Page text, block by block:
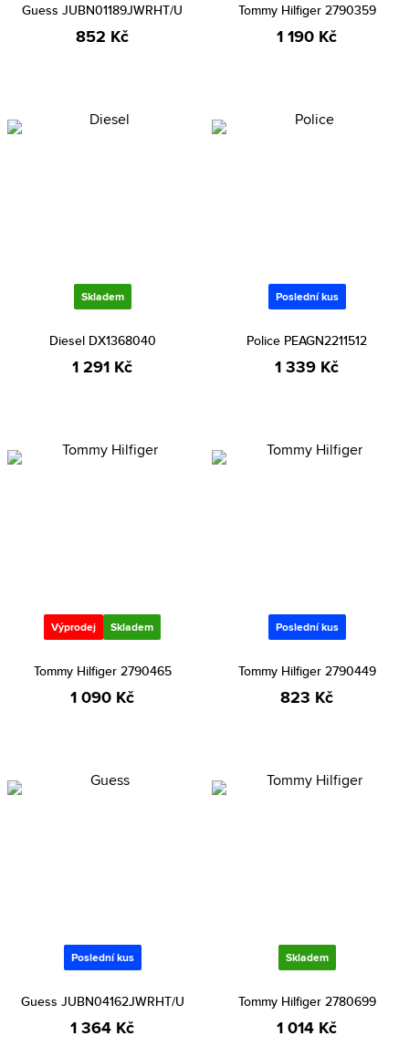
Guess JUBN01189JWRHT/U
852 Kč
Tommy Hilfiger 2790359
1 190 Kč
Skladem
Diesel DX1368040
1 291 Kč
Poslední kus
Police PEAGN2211512
1 339 Kč
Výprodej Skladem
Tommy Hilfiger 2790465
1 090 Kč
Poslední kus
Tommy Hilfiger 2790449
823 Kč
Poslední kus
Guess JUBN04162JWRHT/U
1 364 Kč
Skladem
Tommy Hilfiger 2780699
1 014 Kč